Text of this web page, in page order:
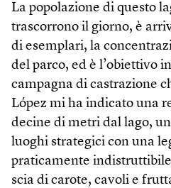
La popolazione di questo
trascorrono il giorno, è
di esemplari, la
del parco, ed è l’obiettivo
campagna di castrazione
López mi ha indicato una
decine di metri dal lago,
luoghi strategici con una
praticamente
scia di carote, cavoli e